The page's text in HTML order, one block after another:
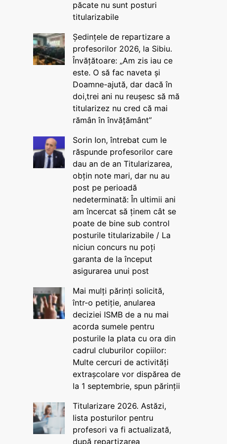
păcate nu sunt posturi
titularizabile
Ședințele de repartizare a
profesorilor 2026, la Sibiu.
Învățătoare: „Am zis iau ce
este. O să fac naveta și
Doamne-ajută, dar dacă în
doi,trei ani nu reușesc să mă
titularizez nu cred că mai
rămân în învățământ”
Sorin Ion, întrebat cum le
răspunde profesorilor care
dau an de an Titularizarea,
obțin note mari, dar nu au
post pe perioadă
nedeterminată: În ultimii ani
am încercat să ținem cât se
poate de bine sub control
posturile titularizabile / La
niciun concurs nu poți
garanta de la început
asigurarea unui post
Mai mulți părinți solicită,
într-o petiție, anularea
deciziei ISMB de a nu mai
acorda sumele pentru
posturile la plata cu ora din
cadrul cluburilor copiilor:
Multe cercuri de activități
extrașcolare vor dispărea de
la 1 septembrie, spun părinții
Titularizare 2026. Astăzi,
lista posturilor pentru
profesori va fi actualizată,
după repartizarea